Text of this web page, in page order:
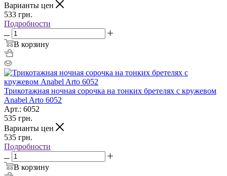
Варианты цен
533 грн.
Подробности
В корзину
Трикотажная ночная сорочка на тонких бретелях с кружевом
Anabel Arto 6052
Арт.: 6052
535 грн.
Варианты цен
535 грн.
Подробности
В корзину